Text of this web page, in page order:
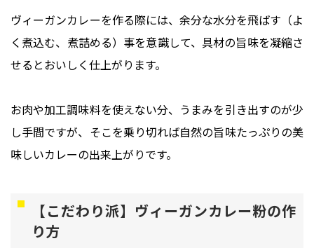
ヴィーガンカレーを作る際には、余分な水分を飛ばす（よ
く煮込む、煮詰める）事を意識して、具材の旨味を凝縮さ
せるとおいしく仕上がります。
お肉や加工調味料を使えない分、うまみを引き出すのが少
し手間ですが、そこを乗り切れば自然の旨味たっぷりの美
味しいカレーの出来上がりです。
【こだわり派】ヴィーガンカレー粉の作
り方